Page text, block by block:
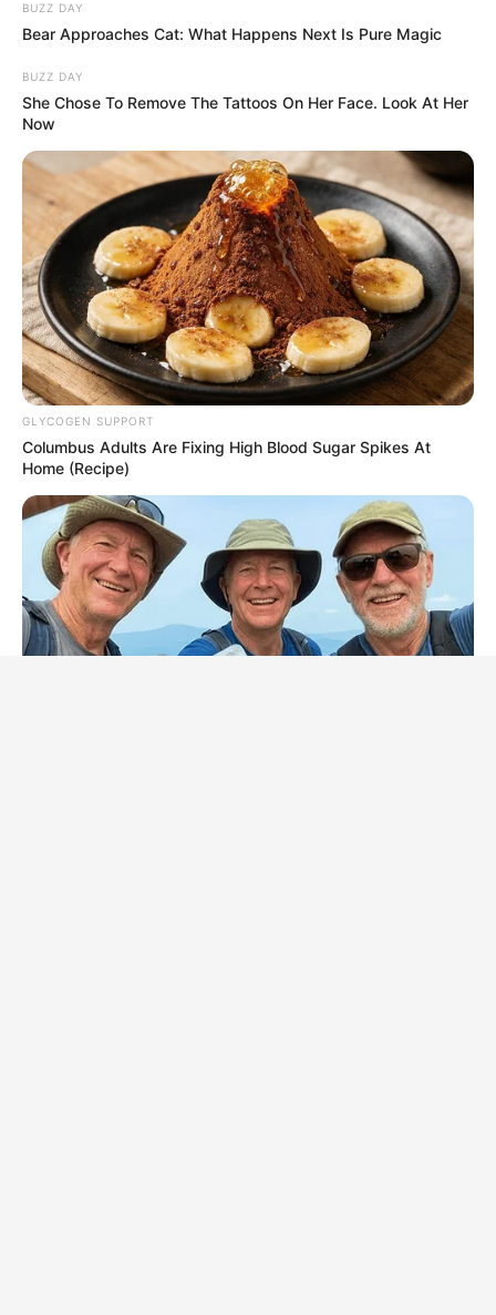
BUZZ DAY
Bear Approaches Cat: What Happens Next Is Pure Magic
BUZZ DAY
She Chose To Remove The Tattoos On Her Face. Look At Her
Now
GLYCOGEN SUPPORT
Columbus Adults Are Fixing High Blood Sugar Spikes At
Home (Recipe)